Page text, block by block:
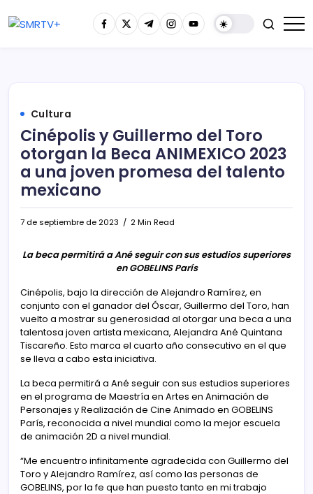
Cultura
Cinépolis y Guillermo del Toro
otorgan la Beca ANIMEXICO 2023
a una joven promesa del talento
mexicano
7 de septiembre de 2023 2 Min Read
La beca permitirá a Ané seguir con sus estudios superiores
en GOBELINS París
Cinépolis, bajo la dirección de Alejandro Ramírez, en
conjunto con el ganador del Óscar, Guillermo del Toro, han
vuelto a mostrar su generosidad al otorgar una beca a una
talentosa joven artista mexicana, Alejandra Ané Quintana
Tiscareño. Esto marca el cuarto año consecutivo en el que
se lleva a cabo esta iniciativa.
La beca permitirá a Ané seguir con sus estudios superiores
en el programa de Maestría en Artes en Animación de
Personajes y Realización de Cine Animado en GOBELINS
París, reconocida a nivel mundial como la mejor escuela
de animación 2D a nivel mundial.
“Me encuentro infinitamente agradecida con Guillermo del
Toro y Alejandro Ramírez, así como las personas de
GOBELINS, por la fe que han puesto tanto en mi trabajo